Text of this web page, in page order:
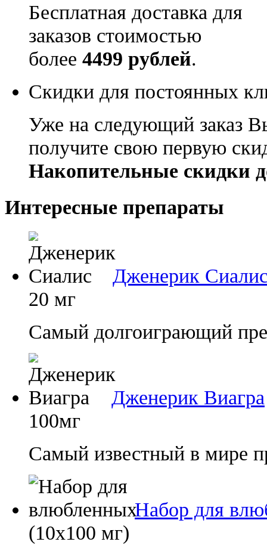
Бесплатная доставка для
заказов стоимостью
более 4499 рублей.
Скидки для постоянных
Уже на следующий заказ
получите свою первую
Накопительные скидки
Интересные препараты
Дженерик
20 мг
Самый долгоиграющий
Дженерик Виагра
100мг
Самый известный в мире
Набор для
(10х100 мг)